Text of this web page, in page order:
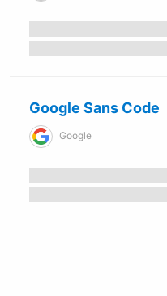
Google Sans Code
Google